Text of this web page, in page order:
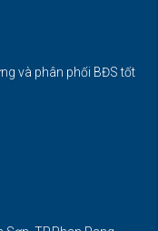
và phân phối BĐS tốt